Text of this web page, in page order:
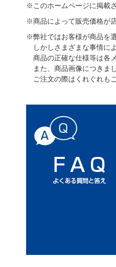
※このホームページに掲載
※商品によって販売価格が
※弊社ではお客様が商品を
しかしさまざまな事情に
商品の正確な仕様等は各
また、商品画像につきま
ご注文の際はくれぐれも